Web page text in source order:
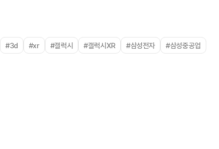
#3d #xr #갤럭시 #갤럭시XR #삼성전자 #삼성중공업